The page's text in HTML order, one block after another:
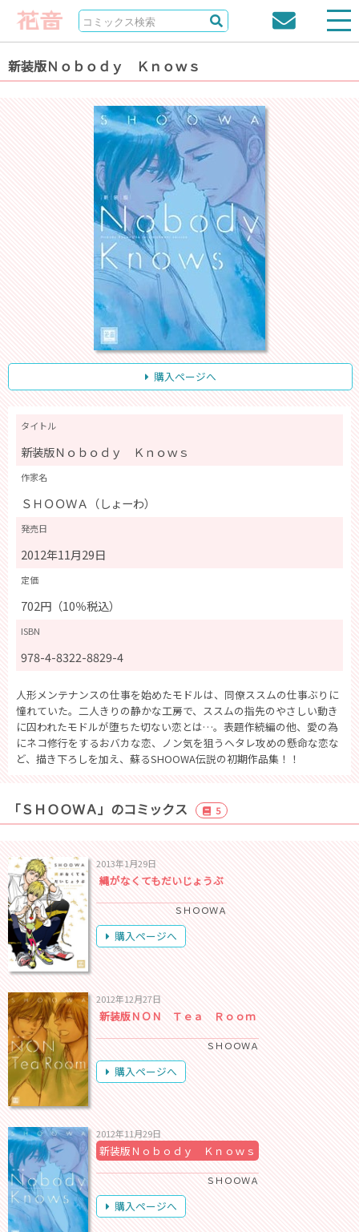
新装版Ｎｏｂｏｄｙ Ｋｎｏｗｓ
購入ページへ
タイトル
新装版Ｎｏｂｏｄｙ Ｋｎｏｗｓ
作家名
ＳＨＯＯＷＡ（しょーわ）
発売日
2012年11月29日
定価
702円（10％税込）
ISBN
978-4-8322-8829-4
人形メンテナンスの仕事を始めたモドルは、同僚ススムの仕事ぶりに
憧れていた。二人きりの静かな工房で、ススムの指先のやさしい動き
に囚われたモドルが堕ちた切ない恋とは…。表題作続編の他、愛の為
にネコ修行をするおバカな恋、ノン気を狙うヘタレ攻めの懸命な恋な
ど、描き下ろしを加え、蘇るSHOOWA伝説の初期作品集！！
「ＳＨＯＯＷＡ」のコミックス 5
2013年1月29日
縄がなくてもだいじょうぶ
ＳＨＯＯＷＡ
購入ページへ
2012年12月27日
新装版ＮＯＮ Ｔｅａ Ｒｏｏｍ
ＳＨＯＯＷＡ
購入ページへ
2012年11月29日
新装版Ｎｏｂｏｄｙ Ｋｎｏｗｓ
ＳＨＯＯＷＡ
購入ページへ